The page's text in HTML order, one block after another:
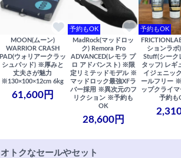
MOON(ムーン)
WARRIOR CRASH
PAD(ウォリアークラッ
シュパッド) ※厚みと
丈夫さが魅力
※130×100×12cm 6kg
61,600円
予約もOK
MadRock(マッドロッ
ク) Remora Pro
ADVANCED(レモラ プ
ロ アドバンスト) ※限
定リミテッドモデル ※
マッドロック最強XFラ
バー採用 ※異次元のフ
リクション ※予約も
OK
28,600円
予約もOK
ションラボ
Stuff(シーク
タッフ) レギ
イジェニッ
ールフリー
ップクライ
予約も
オトクなセールやセット